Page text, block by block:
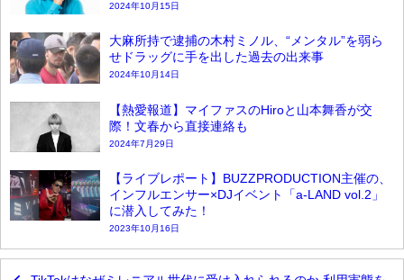
2024年10月15日
大麻所持で逮捕の木村ミノル、“メンタル”を弱ら
せドラッグに手を出した過去の出来事
2024年10月14日
【熱愛報道】マイファスのHiroと山本舞香が交
際！文春から直接連絡も
2024年7月29日
【ライブレポート】BUZZPRODUCTION主催の、
インフルエンサー×DJイベント「a-LAND vol.2」
に潜入してみた！
2023年10月16日